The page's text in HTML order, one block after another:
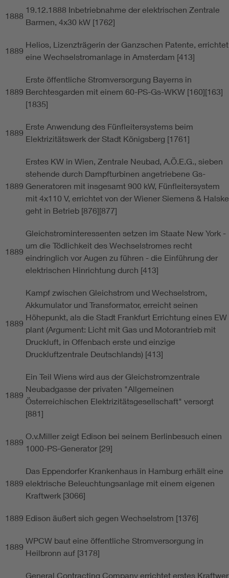
1888
19.12.1888 Inbetriebnahme der elektrischen Zentrale
Barmen, 4x30 kW [1762]
1889
Helios, Lizenzträgerin der Ganzschen Patente, errichtet
eine Wechselstromanlage in Amsterdam [413]
1889
Erste öffentliche Stromversorgung Bayerns in
Berchtesgarden mit einem 60-PS-Gs-WKW [160][163]
[1835]
1889
Erste Anwendung des Fünfleitersystems beim
Elektrizitätswerk der Stadt Königsberg [1761]
1889
Erstes KW in Wien, Zentrale Neubad, A.Ö.E.G., sieben
stehende durch Dampfturbinen angetriebene Gs-
Generatoren mit insgesamt 900 kW, Fünfleitersystem
mit 4x110 V, errichtet von der Wiener Siemens &
geht in Betrieb [876][877]
1889
Gleichstrominteressenten setzen im Staate New York -
um die Tödlichkeit des Wechselstromes recht
eindringlich vor Augen zu führen - die Einführung der
elektrischen Hinrichtung durch [413]
1889
Kampf zwischen Gleichstrom und Wechselstrom,
Akkumulator und Transformator, erreicht seinen
Höhepunkt, als die Stadt Frankfurt Errichtung eines EW
plant (Argument: Licht mit Gas und Motorantrieb mit
Druckluft, in Offenbach erste und einzige
Druckluftzentrale Deutschlands) [413]
1889
Ein Teil Wiens wird aus der Gleichstromzentrale
Neubadgasse der privaten "Allgemeinen
Österreichischen Elektrizitätsgesellschaft" versorgt
[881]
1889
O.v.Miller zeigt Edison bei seinem Berlinbesuch einen
1000-PS-Generator [29]
1889
Das Eppendorfer Krankenhaus in Hamburg erhält eine
elektrische Beleuchtungsanlage mit einem eigenen
Kraftwerk [3066]
1889 Edison äußert sich gegen Wechselstrom [1376]
1889
WPCW baut eine öffentliche Stromversorgung in
Heilbronn auf [3178]
General Contracting Company errichtet erstes